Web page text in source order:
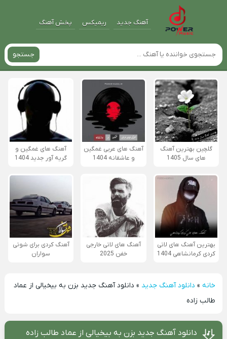
آهنگ جدید ریمیکس پخش آهنگ
جستجو
گلچین بهترین آهنگ
های سال 1405
آهنگ های عربی غمگین
و عاشقانه 1404
آهنگ های غمگین و
گریه آور جدید 1404
بهترین آهنگ های لاتی
کردی کرمانشاهی 1404
آهنگ های لاتی خارجی
خفن 2025
آهنگ کردی برای شوتی
سواران
خانه» دانلود آهنگ جدید » دانلود آهنگ جدید بزن به بیخیالی از عماد
طالب زاده
دانلود آهنگ جدید بزن به بیخیالی از عماد طالب زاده